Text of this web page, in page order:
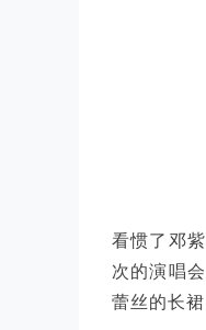
看惯了邓
次的演唱
蕾丝的长